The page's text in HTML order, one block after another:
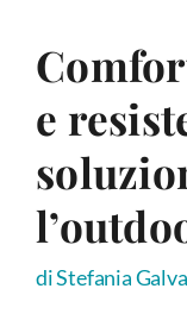
e
di Stefania